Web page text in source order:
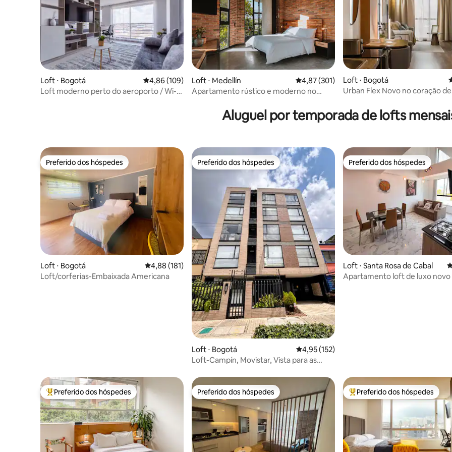
Loft ⋅ Bogotá 4,86 de uma avaliação média de 5, 109 avaliações
4,86 (109)
Loft moderno perto do aeroporto / Wi-Fi
Loft ⋅ Medellín 4,87 de uma avaliação média de 5, 301
4,87 (301)
Apartamento rústico e moderno no
Loft ⋅ Bogotá
Urban Flex Novo no coração de
Aluguel por temporada de lofts
Preferido dos hóspedes
Preferido dos hóspedes
Loft ⋅ Bogotá 4,88 de uma avaliação média de 5, 181 avaliações
4,88 (181)
Loft/corferias-Embaixada Americana
Preferido dos hóspedes
Preferido dos hóspedes
Loft ⋅ Bogotá 4,95 de uma avaliação média de 5, 152
4,95 (152)
Loft-Campín, Movistar, Vista para as
Preferido dos hóspedes
Preferido dos hóspedes
Loft ⋅ Santa Rosa de Cabal
Apartamento loft de luxo novo
Entre os melhores preferidos dos hóspedes
Preferido dos hóspedes Preferido dos hóspedes
Preferido dos hóspedes Entre os melhores preferidos
Preferido dos hóspedes